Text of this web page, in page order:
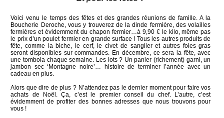
Voici venu le temps des fêtes et des grandes réunions de famille. A la
Boucherie Deroche, vous y trouverez de la dinde fermière, des volailles
fermières et évidemment du chapon fermier…à 9,90 € le kilo, même pas
le prix d’un poulet fermier en grande surface ! Tous les autres produits de
fête, comme la biche, le cerf, le civet de sanglier et autres foies gras
seront disponibles sur commandes. En décembre, ce sera la fête, avec
une tombola chaque semaine. Les lots ? Un panier (richement) garni, un
jambon sec ‘Montagne noire’… histoire de terminer l’année avec un
cadeau en plus.
Alors que dire de plus ? N’attendez pas le dernier moment pour faire vos
achats de Noël. Ça, c’est le premier conseil du chef. L’autre, c’est
évidemment de profiter des bonnes adresses que nous trouvons pour
vous !